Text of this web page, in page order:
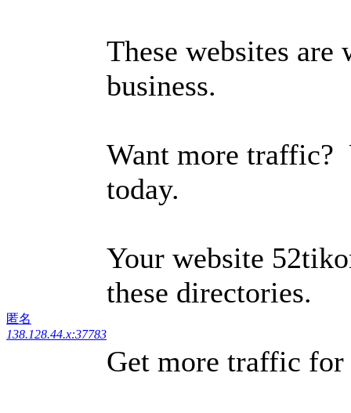
匿名
138.128.44.x:37783
These websites
business.
Want more traffic?
today.
Your website
these directories.
Get more traffic